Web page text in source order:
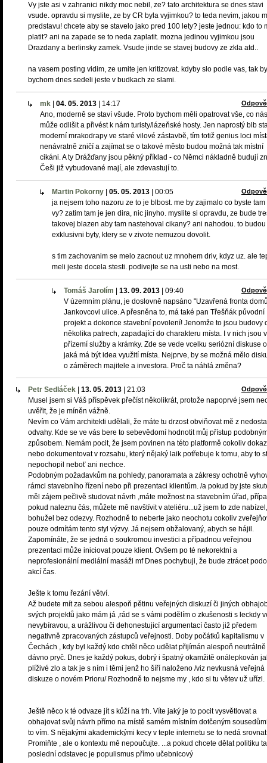
Vy jste asi v zahranici nikdy moc nebil, ze? tato architektura se dnes stavi
vsude. opravdu si myslite, ze by CR byla vyjimkou? to teda nevim, jakou
predstavu! chcete aby se stavelo jako pred 100 lety? jeste jednou: kdo to
platit? ani na zapade se to neda zaplatit. mozna jedinou vyjimkou jsou
Drazdany a berlinsky zamek. Vsude jinde se stavej budovy ze zkla atd..
na vasem posting vidim, ze umite jen kritizovat. kdyby slo podle vas, tak by
bychom dnes sedeli jeste v budkach ze slami.
mk 04. 05. 2013 14:17
Ano, moderně se staví všude. Proto bychom měli opatrovat vše, co nás
může odlišit a přivést k nám turisty/lázeňské hosty. Jen naprostý blb
moderní mrakodrapy ve staré vilové zástavbě, tím totiž genius loci
nenávratně zničí a zajímat se o takové město budou možná tak místní
cikáni. A ty Drážďany jsou pěkný příklad - co Němci nákladně budují
Češi již vybudované mají, ale zdevastují to.
Martin Pokorny 05. 05. 2013 00:05
ja nejsem toho nazoru ze to je blbost. me by zajimalo co byste tam
vy? zatim tam je jen dira, nic jinyho. myslite si opravdu, ze bude
takovej blazen aby tam nastehoval cikany? ani nahodou. to budou
exklusivni byty, ktery se v zivote nemuzou dovolit.
s tim zachovanim se melo zacnout uz mnohem driv, kdyz uz. ale
meli jeste docela stesti. podivejte se na usti nebo na most.
Tomáš Jarolím 13. 09. 2013 09:40
V územním plánu, je doslovně napsáno "Uzavřená fronta
Jankovcovi ulice. A přesněna to, má také pan Třešňák původní
projekt a dokonce stavební povolení! Jenomže to jsou budovy
několika patrech, zapadající do charakteru místa. I v nich jsou v
přízemí služby a krámky. Zde se vede vcelku seriózní diskuse
jaká má být idea využití místa. Nejprve, by se možná mělo
o záměrech majitele a investora. Proč ta náhlá změna?
Petr Sedláček 13. 05. 2013 21:03
Musel jsem si Váš příspěvek přečíst několikrát, protože napoprvé jsem
uvěřit, že je míněn vážně.
Nevím co Vám architekti udělali, že máte tu drzost obviňovat mě z
odvahy. Kde se ve vás bere to sebevědomí hodnotit můj přístup
způsobem. Nemám pocit, že jsem povinen na této platformě cokoliv
nebo dokumentovat v rozsahu, který nějaký laik potřebuje k tomu, aby to
nepochopil neboť ani nechce.
Podobným požadavkům na pohledy, panoramata a zákresy ochotně
rámci stavebního řízení nebo při prezentaci klientům. /a pokud by jste
měl zájem pečlivě studovat návrh ,máte možnost na stavebním úřad,
pokud naleznu čás, můžete mě navštívit v ateliéru...už jsem to zde nabízel,
bohužel bez odezvy. Rozhodně to neberte jako neochotu cokoliv
pouze odmítám tento styl výzvy. Já nejsem obžalovaný, abych se hájil.
Zapomínáte, že se jedná o soukromou investici a případnou veřejnou
prezentaci může iniciovat pouze klient. Ovšem po té nekorektní a
neprofesionální mediální masáži mf Dnes pochybuji, že bude ztrácet
akcí čas.
Ješte k tomu řezání větví.
Až budete mít za sebou alespoň pětinu veřejných diskuzí či jiných
svých projektů jako mám já ,rád se s vámi podělím o zkušenosti s leckdy
nevybíravou, a urážlivou či dehonestujicí argumentací často již předem
negativně zpracovaných zástupců veřejnosti. Doby počátků kapitalismu v
Čechách , kdy byl každý kdo chtěl něco udělat přijímán alespoň
dávno pryč. Dnes je každý pokus, dobrý i špatný okamžitě onálepkován
plíživé zlo a tak je s ním i těmi jenž ho šíří naloženo /viz nevkusná veřejná
diskuze o novém Prioru/ Rozhodně to nejsme my , kdo si tu větev už uřízl.
Ještě něco k té odvaze jít s kůží na trh. Víte jaký je to pocit vysvětlovat a
obhajovat svůj návrh přímo na místě samém místním dotčeným
to vím. S nějakými akademickými kecy v teple internetu se to nedá
Promiňte , ale o kontextu mě nepoučujte. ...a pokud chcete dělat politiku
poslední odstavec je populismus přímo učebnicový